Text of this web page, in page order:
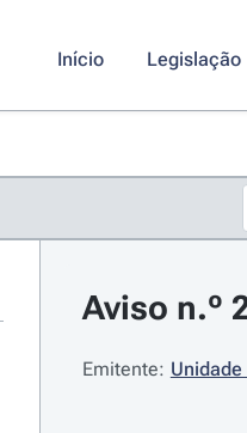
Início Legislação
Aviso n.º
Emitente: